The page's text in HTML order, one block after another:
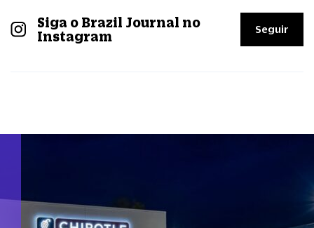
Siga o Brazil Journal no
Instagram
Seguir